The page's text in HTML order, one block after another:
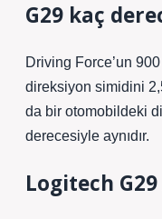
G29 kaç
Driving Force’un
direksiyon simidini
da bir otomobildeki
derecesiyle aynıdır.
Logitech